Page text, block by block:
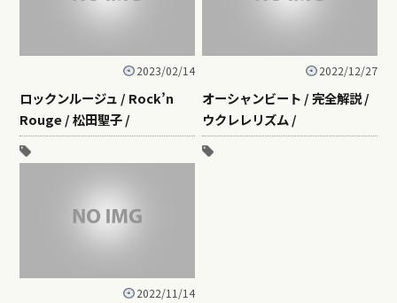
2023/02/14
ロックンルージュ / Rock’n
Rouge / 松田聖子 /
2022/12/27
オーシャンビート / 完全解説 /
ウクレレリズム /
2022/11/14